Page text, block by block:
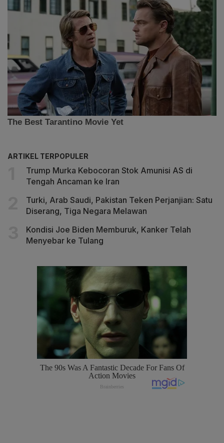
ARTIKEL TERPOPULER
Trump Murka Kebocoran Stok Amunisi AS di
Tengah Ancaman ke Iran
Turki, Arab Saudi, Pakistan Teken Perjanjian: Satu
Diserang, Tiga Negara Melawan
Kondisi Joe Biden Memburuk, Kanker Telah
Menyebar ke Tulang